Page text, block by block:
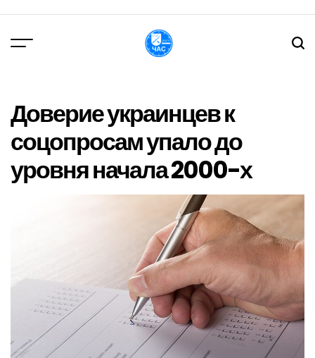
вмісту
Доверие украинцев к
соцопросам упало до
уровня начала 2000-х